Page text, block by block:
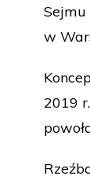
Sejmu
w
2019